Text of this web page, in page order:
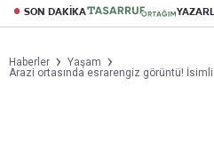
SON DAKİKA
Haberler
Yaşam
Arazi ortasında esrarengiz görüntü! İsimli